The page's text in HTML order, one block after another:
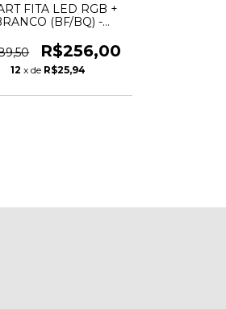
FITA LED RGB +
(BF/BQ) -
R$256,00
12 x de R$25,94